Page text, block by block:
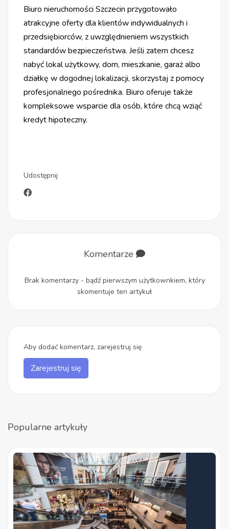
Biuro nieruchomości Szczecin przygotowało
atrakcyjne oferty dla klientów indywidualnych i
przedsiębiorców, z uwzględnieniem wszystkich
standardów bezpieczeństwa. Jeśli zatem chcesz
nabyć lokal użytkowy, dom, mieszkanie, garaż albo
działkę w dogodnej lokalizacji, skorzystaj z pomocy
profesjonalnego pośrednika. Biuro oferuje także
kompleksowe wsparcie dla osób, które chcą wziąć
kredyt hipoteczny.
Udostępnij
Komentarze
Brak komentarzy - bądź pierwszym użytkownkiem, który
skomentuje ten artykuł
Aby dodać komentarz, zarejestruj się
Zarejestruj się
Popularne artykuły